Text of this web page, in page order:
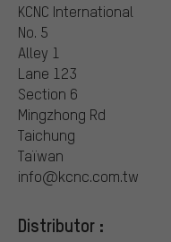
KCNC International
No. 5
Alley 1
Lane 123
Section 6
Mingzhong Rd
Taichung
Taïwan
info@kcnc.com.tw
Distributor :